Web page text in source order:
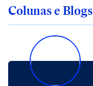
Colunas e Blogs